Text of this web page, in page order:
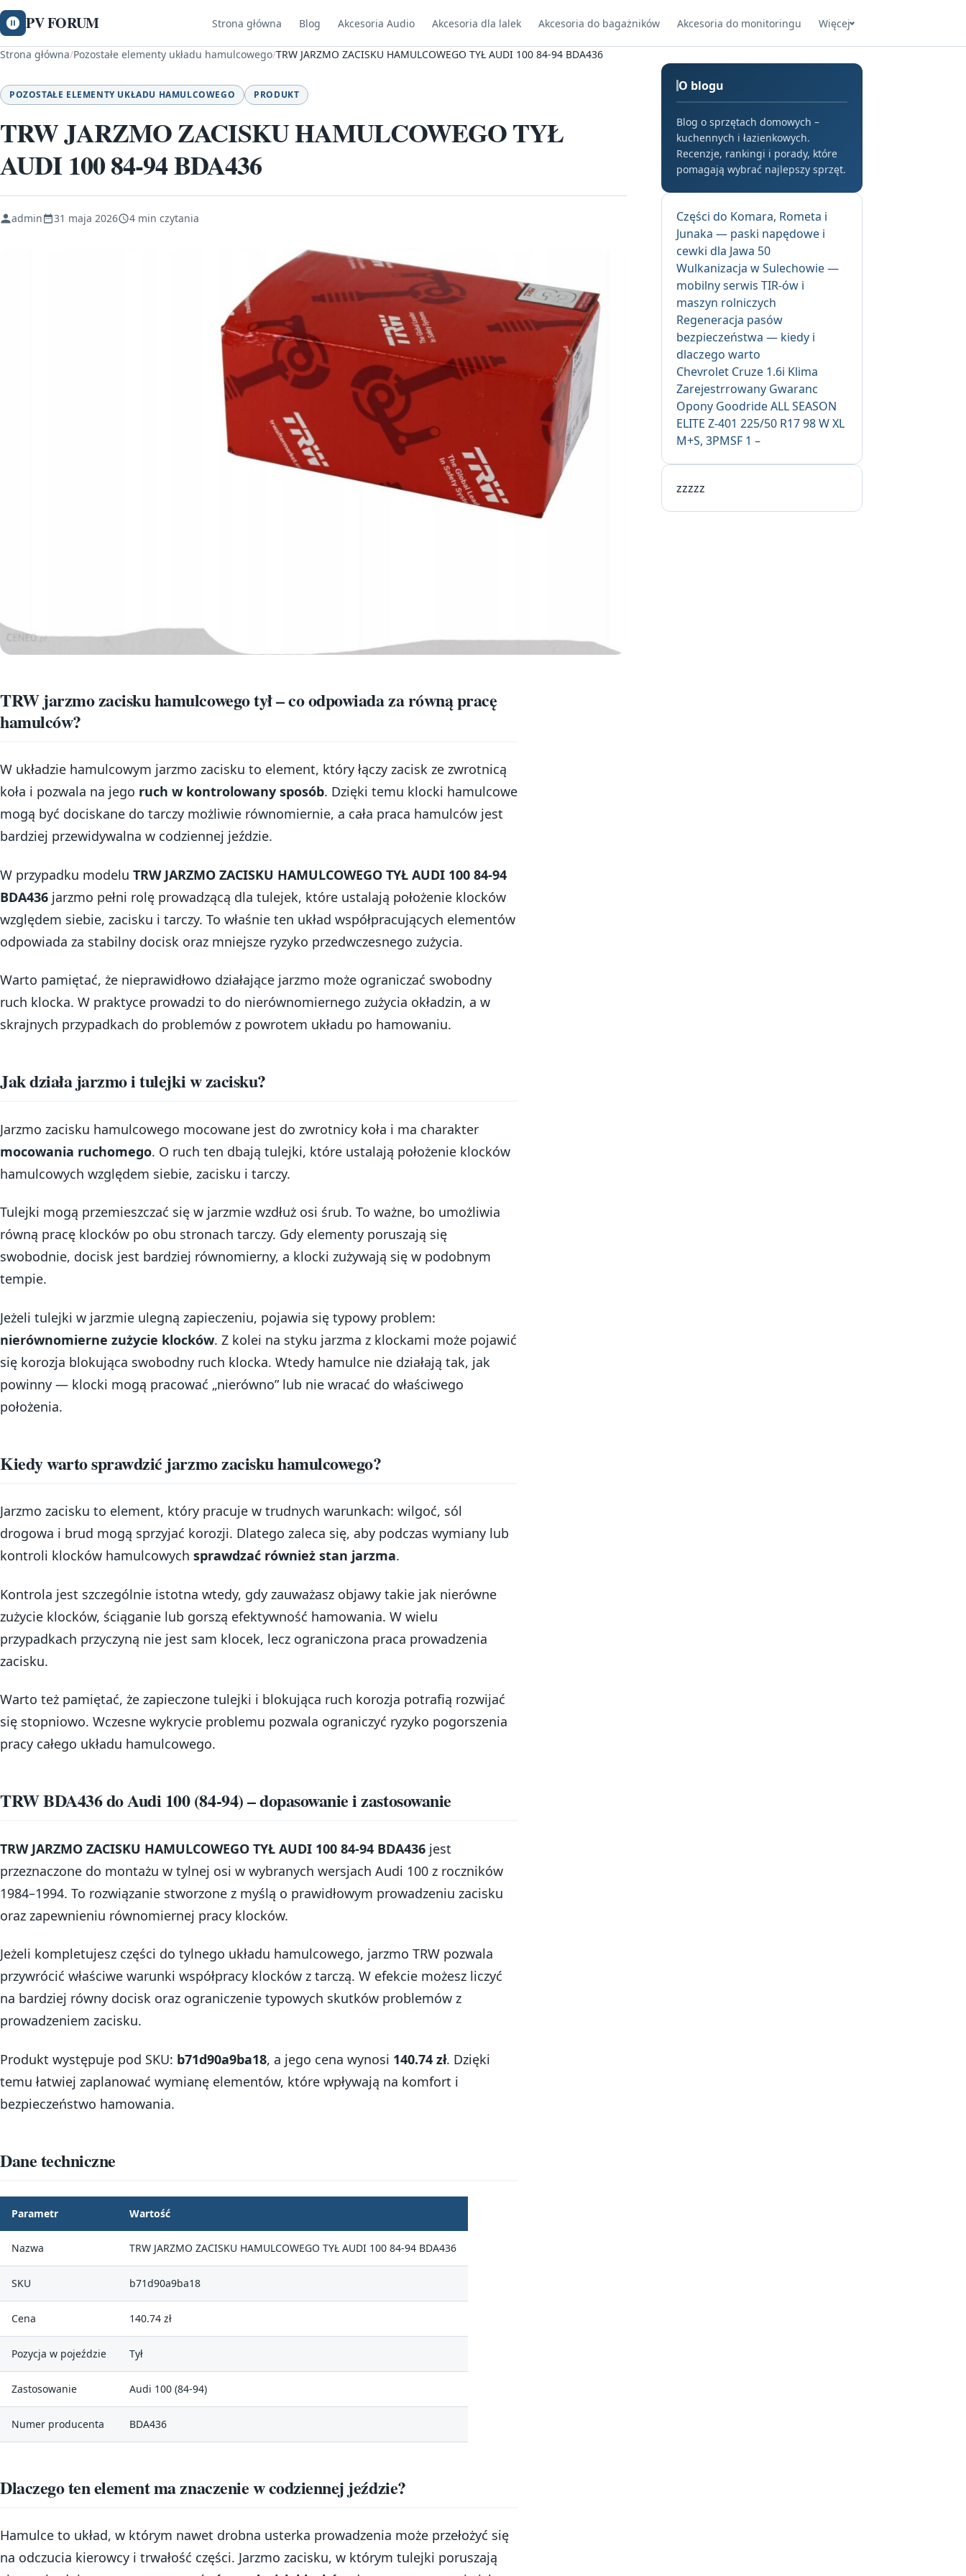
PV FORUM Strona główna Blog Akcesoria Audio Akcesoria dla lalek Akcesoria do bagażników Akcesoria do monitoringu Więcej
Strona główna/Pozostałe elementy układu hamulcowego/TRW JARZMO ZACISKU HAMULCOWEGO TYŁ AUDI 100 84-94 BDA436
POZOSTAŁE ELEMENTY UKŁADU HAMULCOWEGO PRODUKT
TRW JARZMO ZACISKU HAMULCOWEGO TYŁ
AUDI 100 84-94 BDA436
admin 31 maja 2026 4 min czytania
TRW jarzmo zacisku hamulcowego tył – co odpowiada za równą pracę
hamulców?
W układzie hamulcowym jarzmo zacisku to element, który łączy zacisk ze zwrotnicą
koła i pozwala na jego ruch w kontrolowany sposób. Dzięki temu klocki hamulcowe
mogą być dociskane do tarczy możliwie równomiernie, a cała praca hamulców jest
bardziej przewidywalna w codziennej jeździe.
W przypadku modelu TRW JARZMO ZACISKU HAMULCOWEGO TYŁ AUDI 100 84-94
BDA436 jarzmo pełni rolę prowadzącą dla tulejek, które ustalają położenie klocków
względem siebie, zacisku i tarczy. To właśnie ten układ współpracujących elementów
odpowiada za stabilny docisk oraz mniejsze ryzyko przedwczesnego zużycia.
Warto pamiętać, że nieprawidłowo działające jarzmo może ograniczać swobodny
ruch klocka. W praktyce prowadzi to do nierównomiernego zużycia okładzin, a w
skrajnych przypadkach do problemów z powrotem układu po hamowaniu.
Jak działa jarzmo i tulejki w zacisku?
Jarzmo zacisku hamulcowego mocowane jest do zwrotnicy koła i ma charakter
mocowania ruchomego. O ruch ten dbają tulejki, które ustalają położenie klocków
hamulcowych względem siebie, zacisku i tarczy.
Tulejki mogą przemieszczać się w jarzmie wzdłuż osi śrub. To ważne, bo umożliwia
równą pracę klocków po obu stronach tarczy. Gdy elementy poruszają się
swobodnie, docisk jest bardziej równomierny, a klocki zużywają się w podobnym
tempie.
Jeżeli tulejki w jarzmie ulegną zapieczeniu, pojawia się typowy problem:
nierównomierne zużycie klocków. Z kolei na styku jarzma z klockami może pojawić
się korozja blokująca swobodny ruch klocka. Wtedy hamulce nie działają tak, jak
powinny — klocki mogą pracować „nierówno” lub nie wracać do właściwego
położenia.
Kiedy warto sprawdzić jarzmo zacisku hamulcowego?
Jarzmo zacisku to element, który pracuje w trudnych warunkach: wilgoć, sól
drogowa i brud mogą sprzyjać korozji. Dlatego zaleca się, aby podczas wymiany lub
kontroli klocków hamulcowych sprawdzać również stan jarzma.
Kontrola jest szczególnie istotna wtedy, gdy zauważasz objawy takie jak nierówne
zużycie klocków, ściąganie lub gorszą efektywność hamowania. W wielu
przypadkach przyczyną nie jest sam klocek, lecz ograniczona praca prowadzenia
zacisku.
Warto też pamiętać, że zapieczone tulejki i blokująca ruch korozja potrafią rozwijać
się stopniowo. Wczesne wykrycie problemu pozwala ograniczyć ryzyko pogorszenia
pracy całego układu hamulcowego.
TRW BDA436 do Audi 100 (84-94) – dopasowanie i zastosowanie
TRW JARZMO ZACISKU HAMULCOWEGO TYŁ AUDI 100 84-94 BDA436 jest
przeznaczone do montażu w tylnej osi w wybranych wersjach Audi 100 z roczników
1984–1994. To rozwiązanie stworzone z myślą o prawidłowym prowadzeniu zacisku
oraz zapewnieniu równomiernej pracy klocków.
Jeżeli kompletujesz części do tylnego układu hamulcowego, jarzmo TRW pozwala
przywrócić właściwe warunki współpracy klocków z tarczą. W efekcie możesz liczyć
na bardziej równy docisk oraz ograniczenie typowych skutków problemów z
prowadzeniem zacisku.
Produkt występuje pod SKU: b71d90a9ba18, a jego cena wynosi 140.74 zł. Dzięki
temu łatwiej zaplanować wymianę elementów, które wpływają na komfort i
bezpieczeństwo hamowania.
Dane techniczne
Parametr Wartość
Nazwa TRW JARZMO ZACISKU HAMULCOWEGO TYŁ AUDI 100 84-94 BDA436
SKU b71d90a9ba18
Cena 140.74 zł
Pozycja w pojeździe Tył
Zastosowanie Audi 100 (84-94)
Numer producenta BDA436
Dlaczego ten element ma znaczenie w codziennej jeździe?
Hamulce to układ, w którym nawet drobna usterka prowadzenia może przełożyć się
na odczucia kierowcy i trwałość części. Jarzmo zacisku, w którym tulejki poruszają
O blogu
Blog o sprzętach domowych –
kuchennych i łazienkowych.
Recenzje, rankingi i porady, które
pomagają wybrać najlepszy sprzęt.
Części do Komara, Rometa i
Junaka — paski napędowe i
cewki dla Jawa 50
Wulkanizacja w Sulechowie —
mobilny serwis TIR-ów i
maszyn rolniczych
Regeneracja pasów
bezpieczeństwa — kiedy i
dlaczego warto
Chevrolet Cruze 1.6i Klima
Zarejestrrowany Gwaranc
Opony Goodride ALL SEASON
ELITE Z-401 225/50 R17 98 W XL
M+S, 3PMSF 1 –
zzzzz